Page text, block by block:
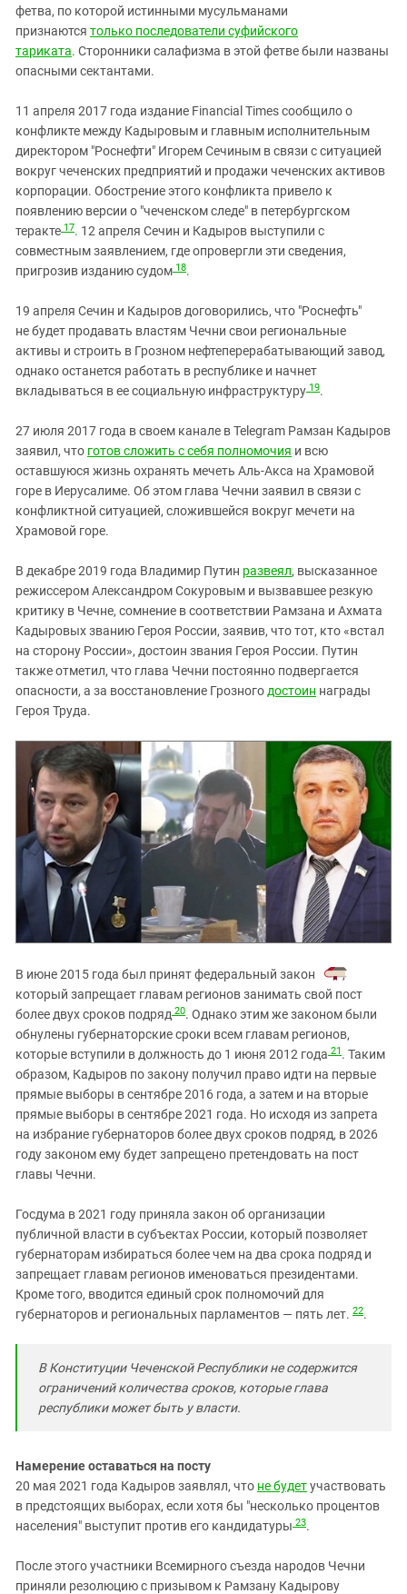
фетва, по которой истинными мусульманами
признаются только последователи суфийского
тариката. Сторонники салафизма в этой фетве были названы
опасными сектантами.
11 апреля 2017 года издание Financial Times сообщило о
конфликте между Кадыровым и главным исполнительным
директором "Роснефти" Игорем Сечиным в связи с ситуацией
вокруг чеченских предприятий и продажи чеченских активов
корпорации. Обострение этого конфликта привело к
появлению версии о "чеченском следе" в петербургском
теракте 17. 12 апреля Сечин и Кадыров выступили с
совместным заявлением, где опровергли эти сведения,
пригрозив изданию судом 18.
19 апреля Сечин и Кадыров договорились, что "Роснефть"
не будет продавать властям Чечни свои региональные
активы и строить в Грозном нефтеперерабатывающий завод,
однако останется работать в республике и начнет
вкладываться в ее социальную инфраструктуру 19.
27 июля 2017 года в своем канале в Telegram Рамзан Кадыров
заявил, что готов сложить с себя полномочия и всю
оставшуюся жизнь охранять мечеть Аль-Акса на Храмовой
горе в Иерусалиме. Об этом глава Чечни заявил в связи с
конфликтной ситуацией, сложившейся вокруг мечети на
Храмовой горе.
В декабре 2019 года Владимир Путин развеял, высказанное
режиссером Александром Сокуровым и вызвавшее резкую
критику в Чечне, сомнение в соответствии Рамзана и Ахмата
Кадыровых званию Героя России, заявив, что тот, кто «встал
на сторону России», достоин звания Героя России. Путин
также отметил, что глава Чечни постоянно подвергается
опасности, а за восстановление Грозного достоин награды
Героя Труда.
В июне 2015 года был принят федеральный закон
,
который запрещает главам регионов занимать свой пост
более двух сроков подряд 20. Однако этим же законом были
обнулены губернаторские сроки всем главам регионов,
которые вступили в должность до 1 июня 2012 года 21 . Таким
образом, Кадыров по закону получил право идти на первые
прямые выборы в сентябре 2016 года, а затем и на вторые
прямые выборы в сентябре 2021 года. Но исходя из запрета
на избрание губернаторов более двух сроков подряд, в 2026
году законом ему будет запрещено претендовать на пост
главы Чечни.
Госдума в 2021 году приняла закон об организации
публичной власти в субъектах России, который позволяет
губернаторам избираться более чем на два срока подряд и
запрещает главам регионов именоваться президентами.
Кроме того, вводится единый срок полномочий для
губернаторов и региональных парламентов — пять лет. 22.
В Конституции Чеченской Республики не содержится
ограничений количества сроков, которые глава
республики может быть у власти.
Намерение оставаться на посту
20 мая 2021 года Кадыров заявлял, что не будетучаствовать
в предстоящих выборах, если хотя бы "несколько процентов
населения" выступит против его кандидатуры 23.
После этого участники Всемирного съезда народов Чечни
приняли резолюцию с призывом к Рамзану Кадырову